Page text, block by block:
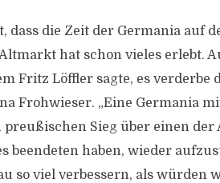
dass die Zeit der Germania auf
hat schon vieles erlebt.
Fritz Löffler sagte, es verderbe
Frohwieser. „Eine Germania
preußischen Sieg über einen
beendeten haben, wieder
so viel verbessern, als